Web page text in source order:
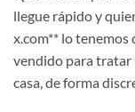
llegue rápido y
x.com** lo tenemos
vendido para tratar
casa, de forma